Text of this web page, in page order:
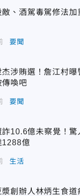
敵、酒駕毒駕修法
要聞
涉賄選！詹江村曝
傳喚吧
要聞
詐10.6億未察覺！
1288億
生活
漿創辦人林炳生食道